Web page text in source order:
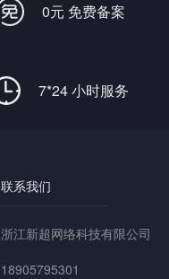
0元 免费备案
7*24 小时服务
联系我们
浙江新超网络科技有限公司
18905795301